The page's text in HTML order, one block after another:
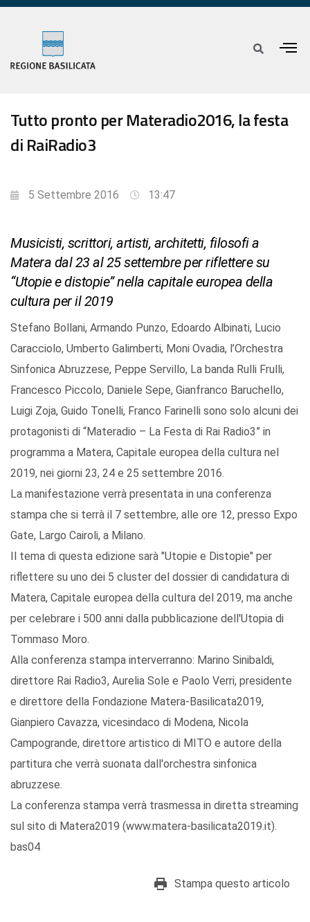
Tutto pronto per Materadio2016, la festa
di RaiRadio3
5 Settembre 2016 13:47
Musicisti, scrittori, artisti, architetti, filosofi a
Matera dal 23 al 25 settembre per riflettere su
“Utopie e distopie” nella capitale europea della
cultura per il 2019
Stefano Bollani, Armando Punzo, Edoardo Albinati, Lucio
Caracciolo, Umberto Galimberti, Moni Ovadia, l’Orchestra
Sinfonica Abruzzese, Peppe Servillo, La banda Rulli Frulli,
Francesco Piccolo, Daniele Sepe, Gianfranco Baruchello,
Luigi Zoja, Guido Tonelli, Franco Farinelli sono solo alcuni dei
protagonisti di “Materadio – La Festa di Rai Radio3” in
programma a Matera, Capitale europea della cultura nel
2019, nei giorni 23, 24 e 25 settembre 2016.
La manifestazione verrà presentata in una conferenza
stampa che si terrà il 7 settembre, alle ore 12, presso Expo
Gate, Largo Cairoli, a Milano.
Il tema di questa edizione sarà "Utopie e Distopie" per
riflettere su uno dei 5 cluster del dossier di candidatura di
Matera, Capitale europea della cultura del 2019, ma anche
per celebrare i 500 anni dalla pubblicazione dell'Utopia di
Tommaso Moro.
Alla conferenza stampa interverranno: Marino Sinibaldi,
direttore Rai Radio3, Aurelia Sole e Paolo Verri, presidente
e direttore della Fondazione Matera-Basilicata2019,
Gianpiero Cavazza, vicesindaco di Modena, Nicola
Campogrande, direttore artistico di MITO e autore della
partitura che verrà suonata dall'orchestra sinfonica
abruzzese.
La conferenza stampa verrà trasmessa in diretta streaming
sul sito di Matera2019 (www.matera-basilicata2019.it).
bas04
Stampa questo articolo